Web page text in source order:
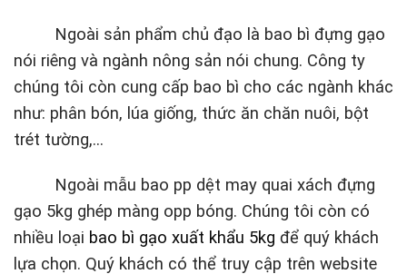
Ngoài sản phẩm chủ đạo là bao bì đựng gạo
nói riêng và ngành nông sản nói chung. Công ty
chúng tôi còn cung cấp bao bì cho các ngành khác
như: phân bón, lúa giống, thức ăn chăn nuôi, bột
trét tường,…
Ngoài mẫu bao pp dệt may quai xách đựng
gạo 5kg ghép màng opp bóng. Chúng tôi còn có
nhiều loại bao bì gạo xuất khẩu 5kg để quý khách
lựa chọn. Quý khách có thể truy cập trên website